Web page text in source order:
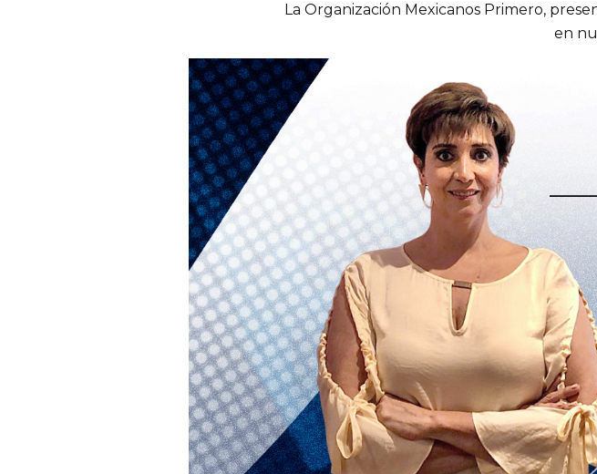
La Organización Mexicanos Primero,
en